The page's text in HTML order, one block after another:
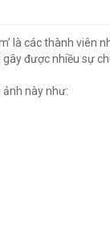
là các thành viên
được nhiều sự
này như: